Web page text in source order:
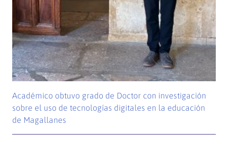
Académico obtuvo grado de Doctor con investigación
sobre el uso de tecnologías digitales en la educación
de Magallanes